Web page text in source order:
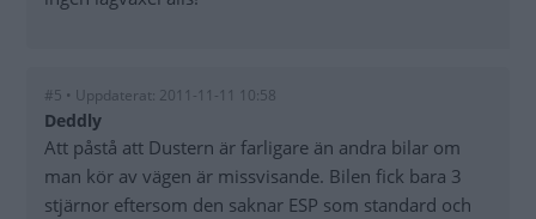
#5 • Uppdaterat: 2011-11-11 10:58
Deddly
Att påstå att Dustern är farligare än andra bilar om
man kör av vägen är missvisande. Bilen fick bara 3
stjärnor eftersom den saknar ESP som standard och